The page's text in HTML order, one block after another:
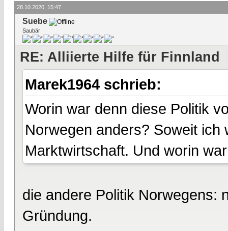
28.10.2020, 15:47
Suebe
Saubär
RE: Alliierte Hilfe für Finnland
Marek1964 schrieb:
Worin war denn diese Politik
Norwegen anders? Soweit
Marktwirtschaft. Und worin
die andere Politik Norwegens:
Gründung.